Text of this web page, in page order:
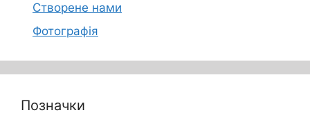
Створене нами
Фотографія
Позначки